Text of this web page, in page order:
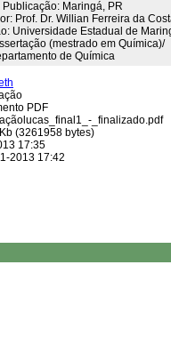
Publicação: Maringá, PR
Prof. Dr. Willian Ferreira da
Universidade Estadual de
(mestrado em Química)/
de Química
PDF
_finalizado.pdf
(3261958 bytes)
17:35
2013 17:42